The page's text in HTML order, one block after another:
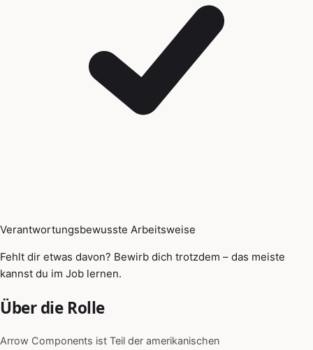
Verantwortungsbewusste Arbeitsweise
Fehlt dir etwas davon? Bewirb dich trotzdem – das meiste
kannst du im Job lernen.
Über die Rolle
Arrow Components ist Teil der amerikanischen